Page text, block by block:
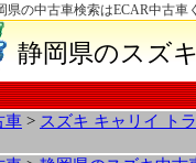
県の中古車検索はECAR中古車
静岡県のスズ
車 > スズキ キャリイ ト